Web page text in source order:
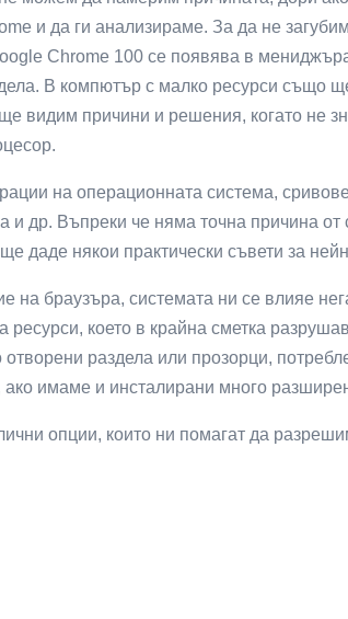
и да ги анализираме. За да не
Chrome 100 се появява в
В компютър с малко ресурси също
видим причини и решения, когато не
на операционната система,
и др. Въпреки че няма точна причина
даде някои практически съвети за
на браузъра, системата ни се влияе
ресурси, което в крайна сметка
раздела или прозорци,
ако имаме и инсталирани много
опции, които ни помагат да